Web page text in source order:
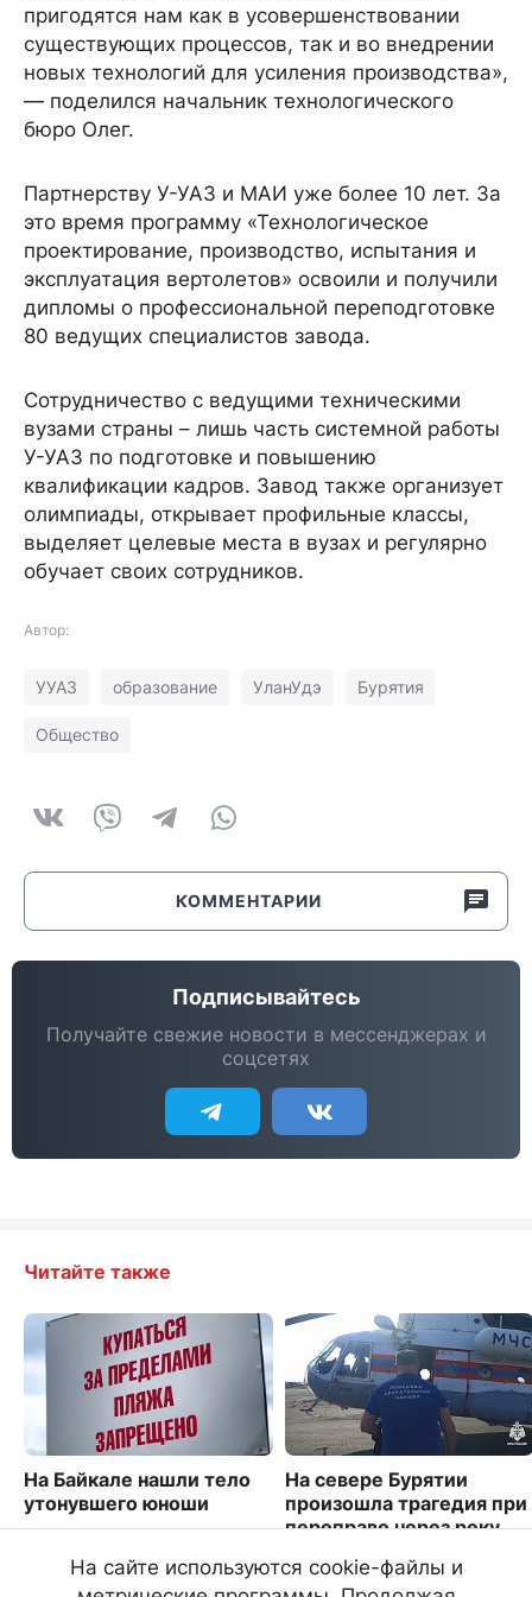
пригодятся нам как в усовершенствовании
существующих процессов, так и во внедрении
новых технологий для усиления производства»,
— поделился начальник технологического
бюро Олег.
Партнерству У-УАЗ и МАИ уже более 10 лет. За
это время программу «Технологическое
проектирование, производство, испытания и
эксплуатация вертолетов» освоили и получили
дипломы о профессиональной переподготовке
80 ведущих специалистов завода.
Сотрудничество с ведущими техническими
вузами страны – лишь часть системной работы
У-УАЗ по подготовке и повышению
квалификации кадров. Завод также организует
олимпиады, открывает профильные классы,
выделяет целевые места в вузах и регулярно
обучает своих сотрудников.
Автор:
УУАЗ образование УланУдэ Бурятия
Общество
КОММЕНТАРИИ
Подписывайтесь
Получайте свежие новости в мессенджерах и
соцсетях
Читайте также
На Байкале нашли тело
утонувшего юноши
На севере Бурятии
произошла трагедия при
переправе через реку
3754
На сайте используются cookie-файлы и